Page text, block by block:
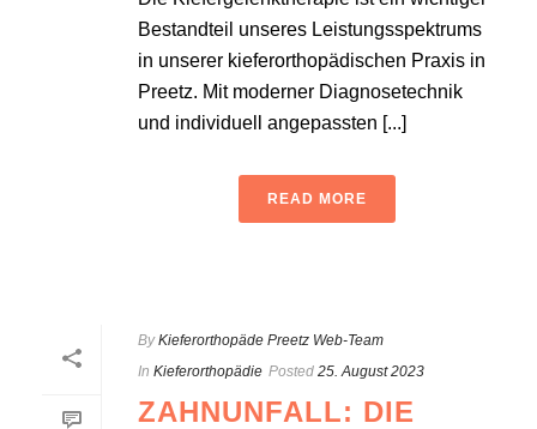
Bestandteil unseres Leistungsspektrums
in unserer kieferorthopädischen Praxis in
Preetz. Mit moderner Diagnosetechnik
und individuell angepassten [...]
READ MORE
By Kieferorthopäde Preetz Web-Team
In Kieferorthopädie Posted 25. August 2023
ZAHNUNFALL: DIE